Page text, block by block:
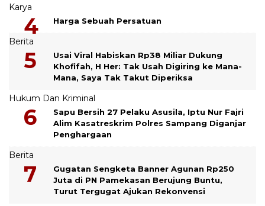
Karya
Harga Sebuah Persatuan
Berita
Usai Viral Habiskan Rp38 Miliar Dukung
Khofifah, H Her: Tak Usah Digiring ke Mana-
Mana, Saya Tak Takut Diperiksa
Hukum Dan Kriminal
Sapu Bersih 27 Pelaku Asusila, Iptu Nur Fajri
Alim Kasatreskrim Polres Sampang Diganjar
Penghargaan
Berita
Gugatan Sengketa Banner Agunan Rp250
Juta di PN Pamekasan Berujung Buntu,
Turut Tergugat Ajukan Rekonvensi